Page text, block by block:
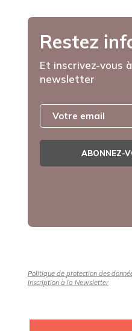
Restez
Et inscrivez-vous
newsletter
ABONNEZ-
Politique de protection des
Inscription à la Newsletter